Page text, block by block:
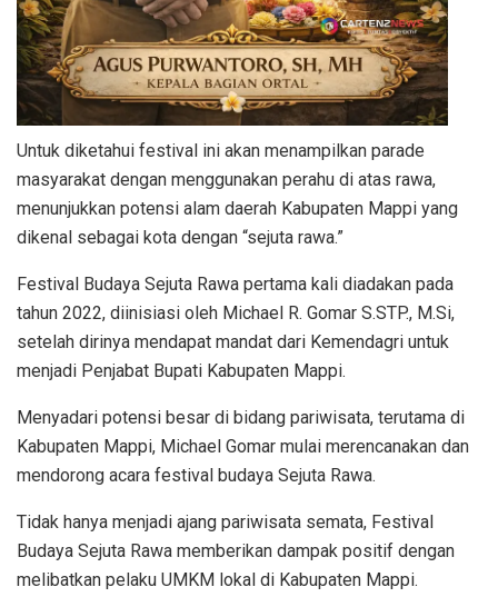
Untuk diketahui festival ini akan menampilkan parade
masyarakat dengan menggunakan perahu di atas rawa,
menunjukkan potensi alam daerah Kabupaten Mappi yang
dikenal sebagai kota dengan “sejuta rawa.”
Festival Budaya Sejuta Rawa pertama kali diadakan pada
tahun 2022, diinisiasi oleh Michael R. Gomar S.STP., M.Si,
setelah dirinya mendapat mandat dari Kemendagri untuk
menjadi Penjabat Bupati Kabupaten Mappi.
Menyadari potensi besar di bidang pariwisata, terutama di
Kabupaten Mappi, Michael Gomar mulai merencanakan dan
mendorong acara festival budaya Sejuta Rawa.
Tidak hanya menjadi ajang pariwisata semata, Festival
Budaya Sejuta Rawa memberikan dampak positif dengan
melibatkan pelaku UMKM lokal di Kabupaten Mappi.